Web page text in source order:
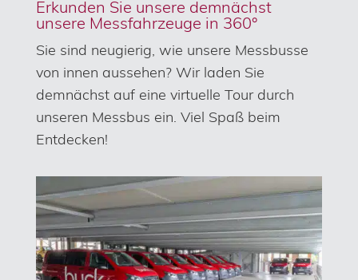
Erkunden Sie unsere demnächst
unsere Messfahrzeuge in 360°
Sie sind neugierig, wie unsere Messbusse
von innen aussehen? Wir laden Sie
demnächst auf eine virtuelle Tour durch
unseren Messbus ein. Viel Spaß beim
Entdecken!